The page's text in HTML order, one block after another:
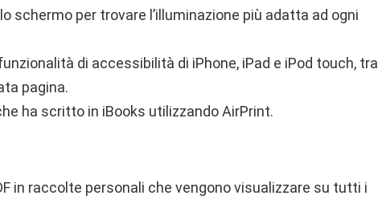
schermo per trovare l’illuminazione più adatta ad ogni
di accessibilità di iPhone, iPad e iPod touch, tra
pagina.
ha scritto in iBooks utilizzando AirPrint.
in raccolte personali che vengono visualizzare su tutti i